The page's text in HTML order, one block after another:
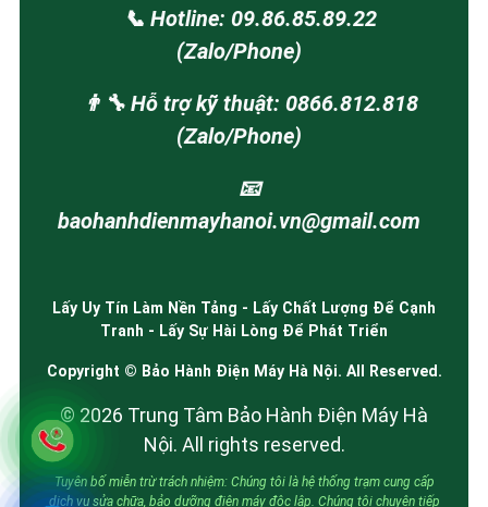
📞 Hotline: 09.86.85.89.22
(Zalo/Phone)
👨‍🔧 Hỗ trợ kỹ thuật: 0866.812.818
(Zalo/Phone)
📧
baohanhdienmayhanoi.vn@gmail.com
Lấy Uy Tín Làm Nền Tảng - Lấy Chất Lượng Để Cạnh
Tranh - Lấy Sự Hài Lòng Để Phát Triển
Copyright © Bảo Hành Điện Máy Hà Nội. All Reserved.
© 2026 Trung Tâm Bảo Hành Điện Máy Hà
Nội. All rights reserved.
Tuyên bố miễn trừ trách nhiệm: Chúng tôi là hệ thống trạm cung cấp
dịch vụ sửa chữa, bảo dưỡng điện máy độc lập. Chúng tôi chuyên tiếp